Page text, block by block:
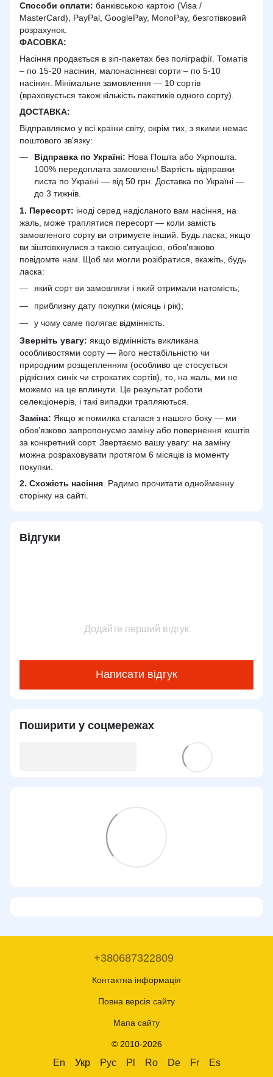
Способи оплати: банківською картою (Visa /
MasterCard), PayPal, GooglePay, MonoPay, безготівковий
розрахунок.
ФАСОВКА:
Насіння продається в зіп-пакетах без поліграфії. Томатів
– по 15-20 насінин, малонасіннєві сорти – по 5-10
насінин. Мінімальне замовлення — 10 сортів
(враховується також кількість пакетиків одного сорту).
ДОСТАВКА:
Відправляємо у всі країни світу, окрім тих, з якими немає
поштового зв’язку:
Відправка по Україні: Нова Пошта або Укрпошта.
100% передоплата замовлень! Вартість відправки
листа по Україні — від 50 грн. Доставка по Україні —
до 3 тижнів.
1. Пересорт: іноді серед надісланого вам насіння, на
жаль, може траплятися пересорт — коли замість
замовленого сорту ви отримуєте інший. Будь ласка, якщо
ви зіштовхнулися з такою ситуацією, обов’язково
повідомте нам. Щоб ми могли розібратися, вкажіть, будь
ласка:
який сорт ви замовляли і який отримали натомість;
приблизну дату покупки (місяць і рік);
у чому саме полягає відмінність.
Зверніть увагу: якщо відмінність викликана
особливостями сорту — його нестабільністю чи
природним розщепленням (особливо це стосується
рідкісних синіх чи строкатих сортів), то, на жаль, ми не
можемо на це вплинути. Це результат роботи
селекціонерів, і такі випадки трапляються.
Заміна: Якщо ж помилка сталася з нашого боку — ми
обов’язково запропонуємо заміну або повернення коштів
за конкретний сорт. Звертаємо вашу увагу: на заміну
можна розраховувати протягом 6 місяців із моменту
покупки.
2. Схожість насіння . Радимо прочитати однойменну
сторінку на сайті.
Відгуки
Додайте перший відгук
Написати відгук
Поширити у соцмережах
+380687322809
Контактна інформація
Повна версія сайту
Мапа сайту
© 2010-2026
En Укр Рус Pl Ro De Fr Es